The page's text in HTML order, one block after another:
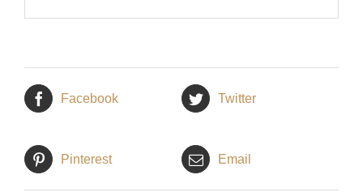
Facebook Twitter
Pinterest Email